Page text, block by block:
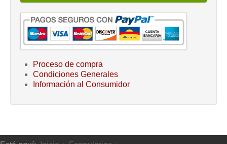
Proceso de compra
Condiciones Generales
Información al Consumidor